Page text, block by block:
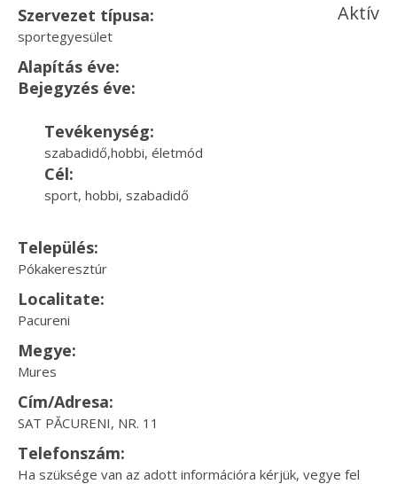
Szervezet típusa:
sportegyesület
Aktív
Alapítás éve:
Bejegyzés éve:
Tevékenység:
szabadidő,hobbi, életmód
Cél:
sport, hobbi, szabadidő
Település:
Pókakeresztúr
Localitate:
Pacureni
Megye:
Mures
Cím/Adresa:
SAT PĂCURENI, NR. 11
Telefonszám:
Ha szüksége van az adott információra kérjük, vegye fel